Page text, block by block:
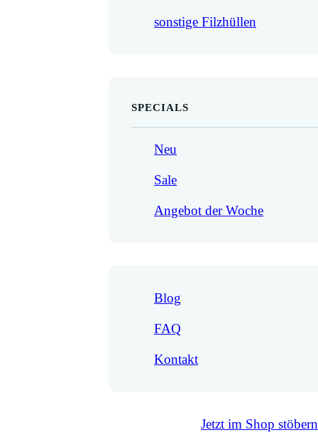
sonstige Filzhüllen
SPECIALS
Neu
Sale
Angebot der Woche
Blog
FAQ
Kontakt
Jetzt im Shop